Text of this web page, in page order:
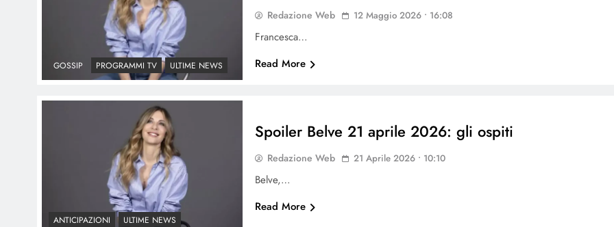
GOSSIP PROGRAMMI TV ULTIME NEWS
Redazione Web 12 Maggio 2026 • 16:08
Francesca…
Read More
ANTICIPAZIONI ULTIME NEWS
Spoiler Belve 21 aprile 2026: gli ospiti
Redazione Web 21 Aprile 2026 • 10:10
Belve,…
Read More